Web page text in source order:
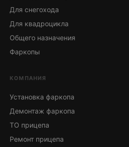
Для снегохода
Для квадроцикла
Общего назначения
Фаркопы
КОМПАНИЯ
Установка фаркопа
Демонтаж фаркопа
ТО прицепа
Ремонт прицепа